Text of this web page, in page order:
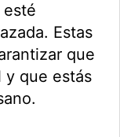
esté
Estas
que
y que estás